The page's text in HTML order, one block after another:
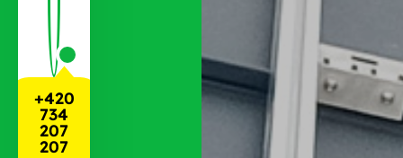
+420
734
207
207